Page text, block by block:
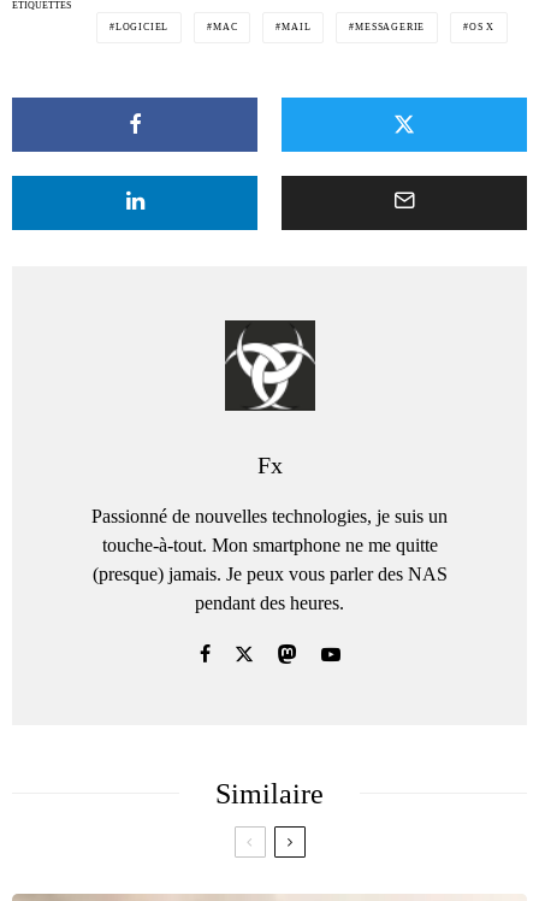
ÉTIQUETTES
LOGICIEL
MAC MAIL MESSAGERIE OS X
Fx
Passionné de nouvelles technologies, je suis un
touche-à-tout. Mon smartphone ne me quitte
(presque) jamais. Je peux vous parler des NAS
pendant des heures.
Similaire